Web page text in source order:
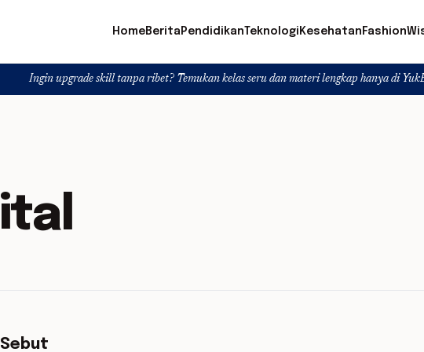
HomeBerita PendidikanTeknologi Kesehatan Fashion
upgrade skill tanpa ribet? Temukan kelas seru dan materi lengkap hanya di
5 min read